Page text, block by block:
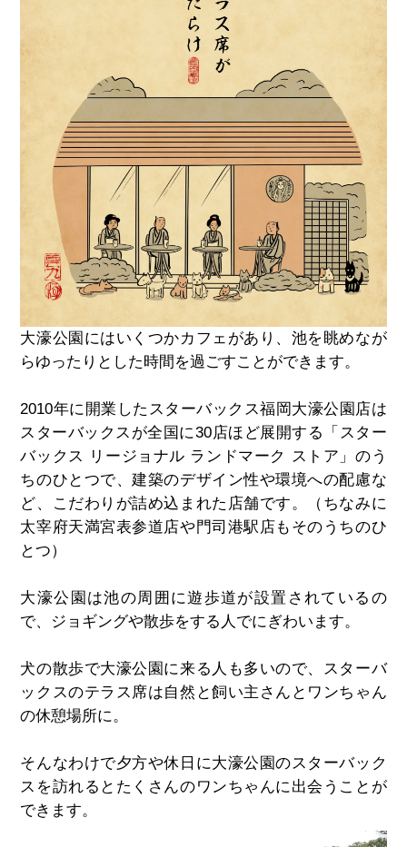
大濠公園にはいくつかカフェがあり、池を眺めなが
らゆったりとした時間を過ごすことができます。
2010年に開業したスターバックス福岡大濠公園店は
スターバックスが全国に30店ほど展開する「スター
バックス リージョナル ランドマーク ストア」のう
ちのひとつで、建築のデザイン性や環境への配慮な
ど、こだわりが詰め込まれた店舗です。（ちなみに
太宰府天満宮表参道店や門司港駅店もそのうちのひ
とつ）
大濠公園は池の周囲に遊歩道が設置されているの
で、ジョギングや散歩をする人でにぎわいます。
犬の散歩で大濠公園に来る人も多いので、スターバ
ックスのテラス席は自然と飼い主さんとワンちゃん
の休憩場所に。
そんなわけで夕方や休日に大濠公園のスターバック
スを訪れるとたくさんのワンちゃんに出会うことが
できます。